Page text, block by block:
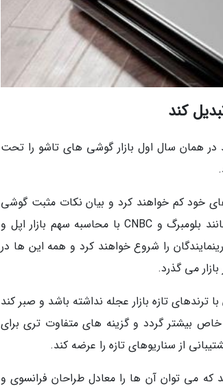
کند
در همان سال اول بازار گوشی های تاشو را تحت
خود کم خواهند کرد و بیان نکات مثبت گوشی
های تاشو را در اولویت قرار خواهند داد. تحلیل گران رسانه های بزرگی مانند بلومبرگ و CNBC با محاسبه سهم بازار اپل و
را شروع خواهند کرد و همه این ها در
تازه بازار عجله نداشته باشد و صبر کند
خاص بیشتر گردد و گزینه های متفاوت تری برای
از سناریوهای تازه را عرضه کند.
که می توان آن ها را معادل طراحان فرانسوی و